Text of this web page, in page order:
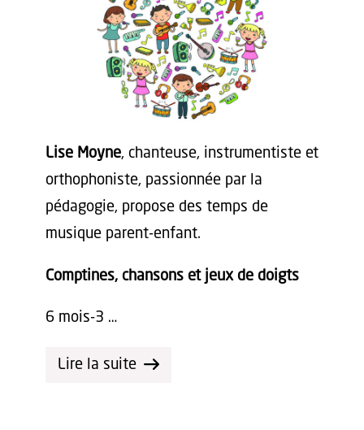
Lise Moyne, chanteuse, instrumentiste et
orthophoniste, passionnée par la
pédagogie, propose des temps de
musique parent-enfant.
Comptines, chansons et jeux de doigts
6 mois-3 …
Lire la suite